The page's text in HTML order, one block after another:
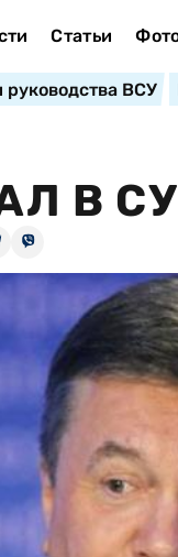
Статьи
руководства ВСУ
В